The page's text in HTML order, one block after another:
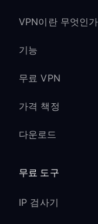
VPN이란 무엇인
기능
무료 VPN
가격 책정
다운로드
무료 도구
IP 검사기